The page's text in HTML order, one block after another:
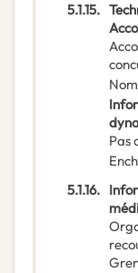
5.1.15.
Pas
5.1.16.